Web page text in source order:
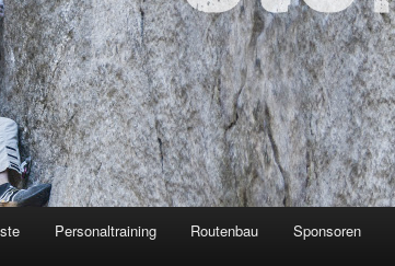
Personaltraining Routenbau Sponsoren